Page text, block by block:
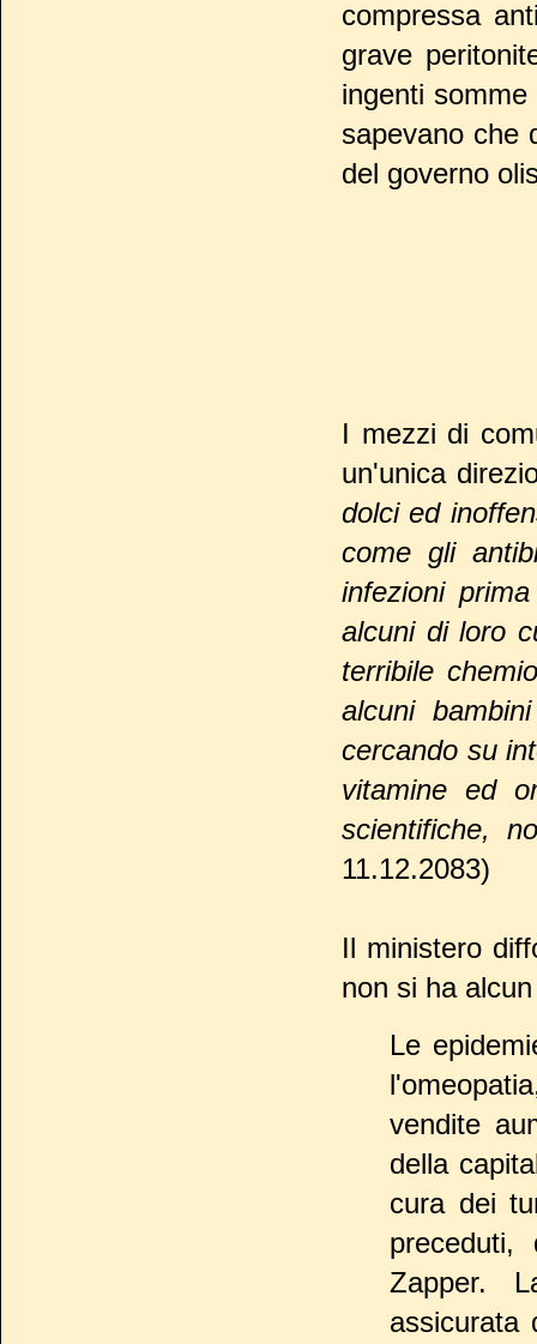
compressa
grave
ingenti
sapevano che
del governo
I mezzi di
un'unica
dolci ed
come gli
infezioni
alcuni di loro
terribile
alcuni
cercando su
vitamine ed
scientifiche,
11.12.2083)
Il ministero
non si ha
Le
vendite
della
cura dei
Zapper.
assicurata